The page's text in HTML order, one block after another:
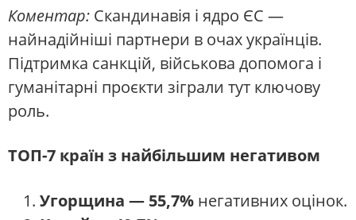
Коментар: Скандинавія і ядро ЄС —
найнадійніші партнери в очах українців.
Підтримка санкцій, військова допомога і
гуманітарні проєкти зіграли тут ключову
роль.
ТОП-7 країн з найбільшим негативом
Угорщина — 55,7% негативних оцінок.